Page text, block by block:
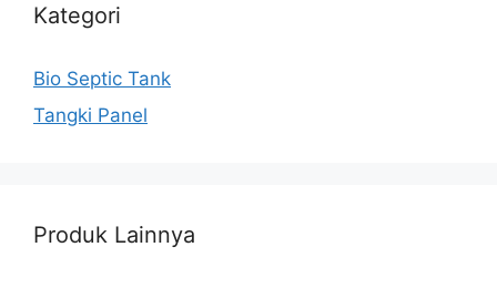
Kategori
Bio Septic Tank
Tangki Panel
Produk Lainnya